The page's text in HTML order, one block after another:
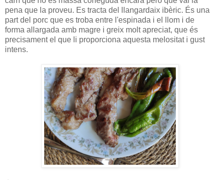
pena que la proveu. Es tracta del llangardaix ibèric. És una
part del porc que es troba entre l'espinada i el llom i de
forma allargada amb magre i greix molt apreciat, que és
precisament el que li proporciona aquesta melositat i gust
intens.